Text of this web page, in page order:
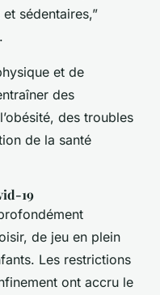
sédentaires,”
et de
des
des troubles
de la santé
19
de jeu en plein
Les restrictions
ont accru le